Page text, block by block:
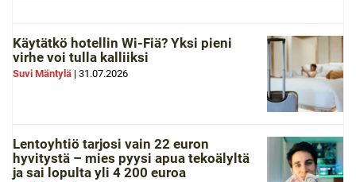
Käytätkö hotellin Wi-Fiä? Yksi pieni
virhe voi tulla kalliiksi
Suvi Mäntylä | 31.07.2026
Lentoyhtiö tarjosi vain 22 euron
hyvitystä – mies pyysi apua tekoälyltä
ja sai lopulta yli 4 200 euroa